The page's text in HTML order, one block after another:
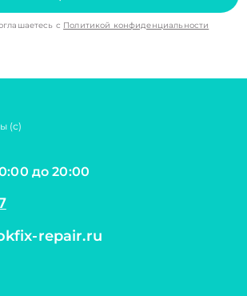
с Политикой конфиденциальности
(с)
до 20:00
repair.ru